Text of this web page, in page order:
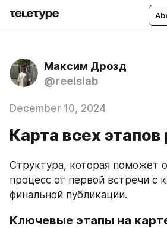
Максим Дрозд
@reelslab
December 10, 2024
Карта всех
Структура, которая поможет
процесс от первой встречи с
финальной публикации.
Ключевые этапы на